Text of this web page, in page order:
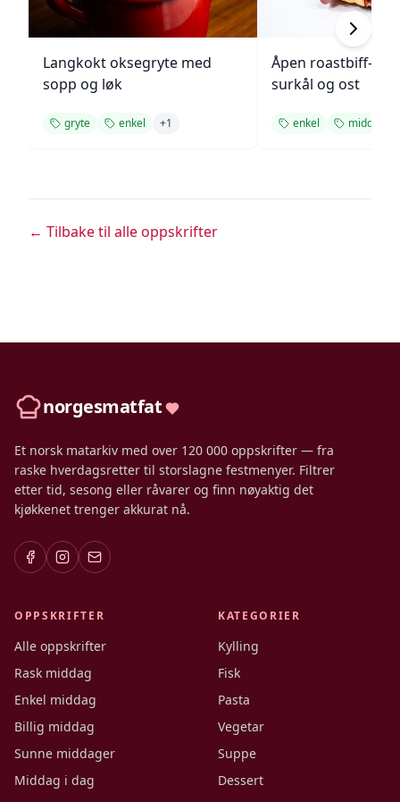
Langkokt oksegryte med
sopp og løk
gryte enkel +1
Åpen roastbiff-
surkål og ost
enkel middag
← Tilbake til alle oppskrifter
norgesmatfat
Et norsk matarkiv med over 120 000 oppskrifter — fra
raske hverdagsretter til storslagne festmenyer. Filtrer
etter tid, sesong eller råvarer og finn nøyaktig det
kjøkkenet trenger akkurat nå.
OPPSKRIFTER
Alle oppskrifter
Rask middag
Enkel middag
Billig middag
Sunne middager
Middag i dag
KATEGORIER
Kylling
Fisk
Pasta
Vegetar
Suppe
Dessert